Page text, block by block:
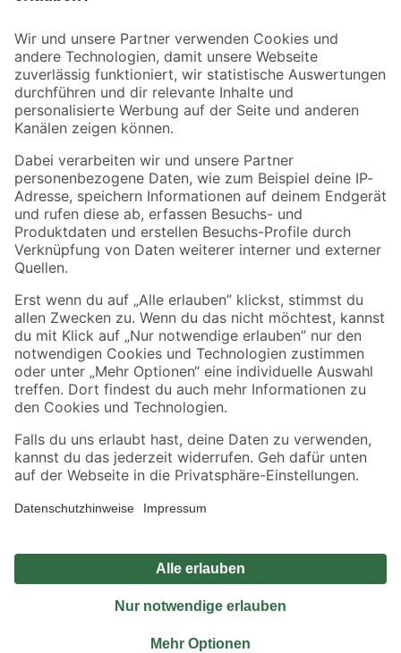
Der toom Newsletter: Keine Angebote und Aktionen mehr verpassen!
Zur Newsletter Anmeldung
Folge uns
Zahlungsarten Versandarten
Sicher einkaufen
Jetzt die toom-App herunterladen
Alle Preisangaben in EUR inkl. gesetzl. MwSt.. Die dargestellten Angebote sind unter
Umständen nicht in allen Märkten verfügbar. Die angegebenen Verfügbarkeiten beziehen
Produkte nur solange der Vorrat reicht.
*Paketversand ab 59 € versandkostenfrei, gilt nicht für Artikel mit Speditionsversand, hier
Privatsphäre Impressum
Nutzungsbedingungen
Widerrufsrecht
Vertrag widerrufen
© 2026 toom Baumarkt GmbH